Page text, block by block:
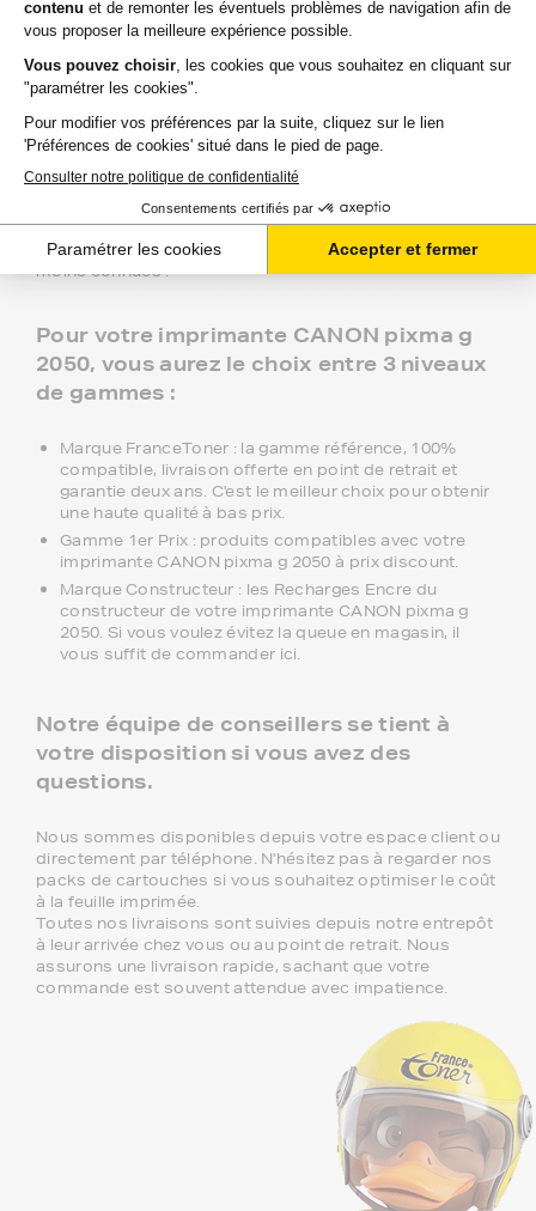
Recharges Encre au meilleur prix pour
votre imprimante CANON pixma g 2050
Depuis 2000, FranceToner accompagne particuliers et
professionnels avec ses Recharges Encre compatibles
avec votre imprimante CANON pixma g 2050.
clients, FranceToner est la référence. Nous proposons
plus de 300 000 produits pour toutes les plus grandes
marques : Epson, HP, Canon, Lexmark, Brother,
Samsung, Konica-MInolta, Olivetti, Ricoh.... et même les
moins connues !
Pour votre imprimante CANON pixma g
2050, vous aurez le choix entre 3 niveaux
de gammes :
Marque FranceToner : la gamme référence, 100%
compatible, livraison offerte en point de retrait et
garantie deux ans. C'est le meilleur choix pour obtenir
une haute qualité à bas prix.
Gamme 1er Prix : produits compatibles avec votre
imprimante CANON pixma g 2050 à prix discount.
Marque Constructeur : les Recharges Encre du
constructeur de votre imprimante CANON pixma g
2050. Si vous voulez évitez la queue en magasin, il
vous suffit de commander ici.
Notre équipe de conseillers se tient à
votre disposition si vous avez des
questions.
Nous sommes disponibles depuis votre espace client ou
directement par téléphone. N'hésitez pas à regarder nos
packs de cartouches si vous souhaitez optimiser le coût
à la feuille imprimée.
Toutes nos livraisons sont suivies depuis notre entrepôt
à leur arrivée chez vous ou au point de retrait. Nous
assurons une livraison rapide, sachant que votre
commande est souvent attendue avec impatience.